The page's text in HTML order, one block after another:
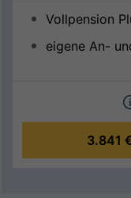
Vollpension
eigene An-
3.841